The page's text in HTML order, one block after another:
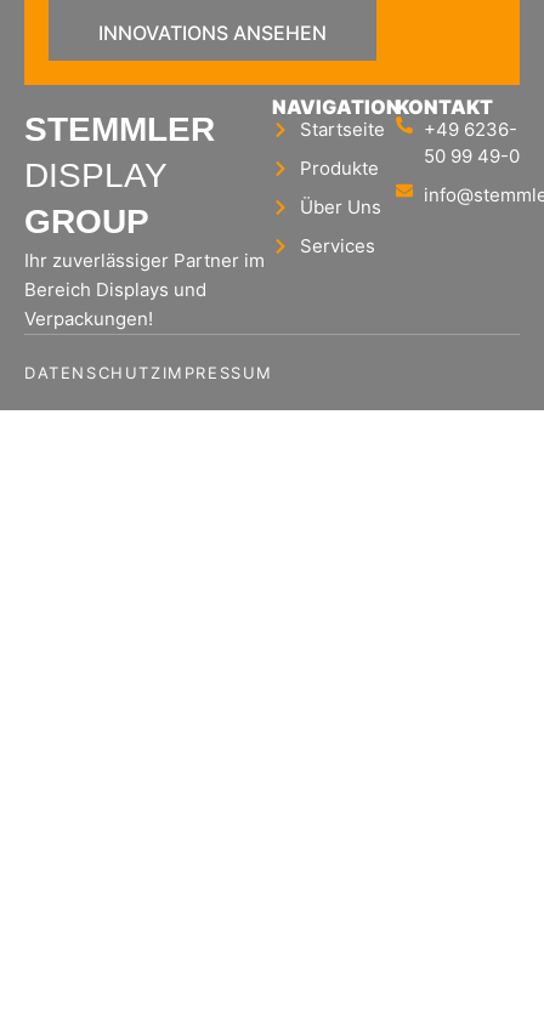
INNOVATIONS ANSEHEN
STEMMLER
DISPLAY
GROUP
Ihr zuverlässiger Partner im
Bereich Displays und
Verpackungen!
NAVIGATION
Startseite
Produkte
Über Uns
Services
KONTAKT
+49 6236-
50 99 49-0
DATENSCHUTZIMPRESSUM